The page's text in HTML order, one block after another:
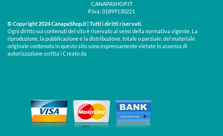
CANAPASHOP.IT
P.Iva: 01899130221
© Copyright 2024 CanapaShop.it | Tutti i diritti riservati.
Ogni diritto sui contenuti del sito è riservato ai sensi della normativa vigente. La
riproduzione, la pubblicazione e la distribuzione, totale o parziale, del materiale
originale contenuto in questo sito sono espressamente vietate in assenza di
autorizzazione scritta | Creato da